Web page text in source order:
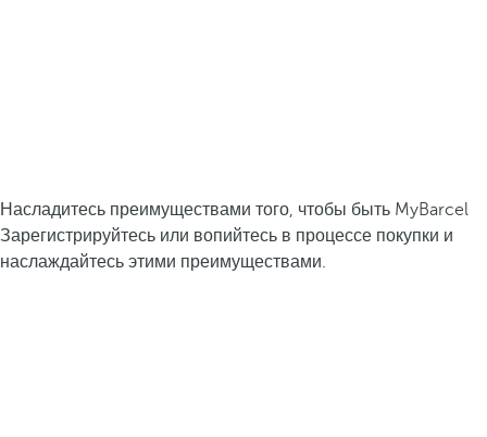
Насладитесь преимуществами того, чтобы быть MyBarcel
Зарегистрируйтесь или вопийтесь в процессе покупки и
наслаждайтесь этими преимуществами.